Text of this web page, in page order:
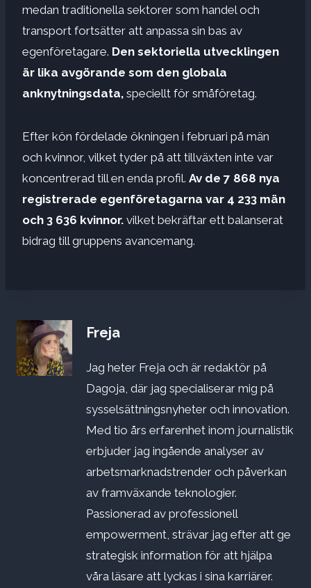
medan traditionella sektorer som handel och
transport fortsätter att anpassa sin bas av
egenföretagare. Den sektoriella utvecklingen
är lika avgörande som den globala
anknytningsdata, speciellt för småföretag.
Efter kön fördelade ökningen i februari på män
och kvinnor, vilket tyder på att tillväxten inte var
koncentrerad till en enda profil. Av de 7 868 nya
registrerade egenföretagarna var 4 233 män
och 3 636 kvinnor. vilket bekräftar ett balanserat
bidrag till gruppens avancemang.
Freja
Jag heter Freja och är redaktör på
Dagoja, där jag specialiserar mig på
sysselsättningsnyheter och innovation.
Med tio års erfarenhet inom journalistik
erbjuder jag ingående analyser av
arbetsmarknadstrender och påverkan
av framväxande teknologier.
Passionerad av professionell
empowerment, strävar jag efter att ge
strategisk information för att hjälpa
våra läsare att lyckas i sina karriärer.